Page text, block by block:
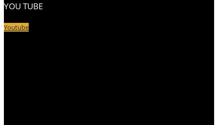
YOU TUBE
Youtube